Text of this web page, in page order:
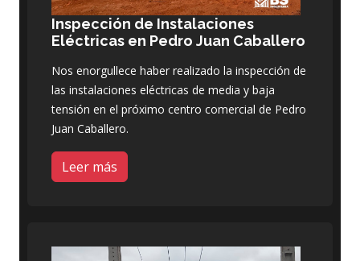
Inspección de Instalaciones
Eléctricas en Pedro Juan Caballero
Nos enorgullece haber realizado la inspección de
las instalaciones eléctricas de media y baja
tensión en el próximo centro comercial de Pedro
Juan Caballero.
Leer más